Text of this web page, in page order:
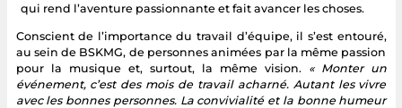
qui rend l’aventure passionnante et fait avancer les choses.
Conscient de l’importance du travail d’équipe, il s’est entouré,
au sein de BSKMG, de personnes animées par la même passion
pour la musique et, surtout, la même vision. « Monter un
événement, c’est des mois de travail acharné. Autant les vivre
avec les bonnes personnes. La convivialité et la bonne humeur